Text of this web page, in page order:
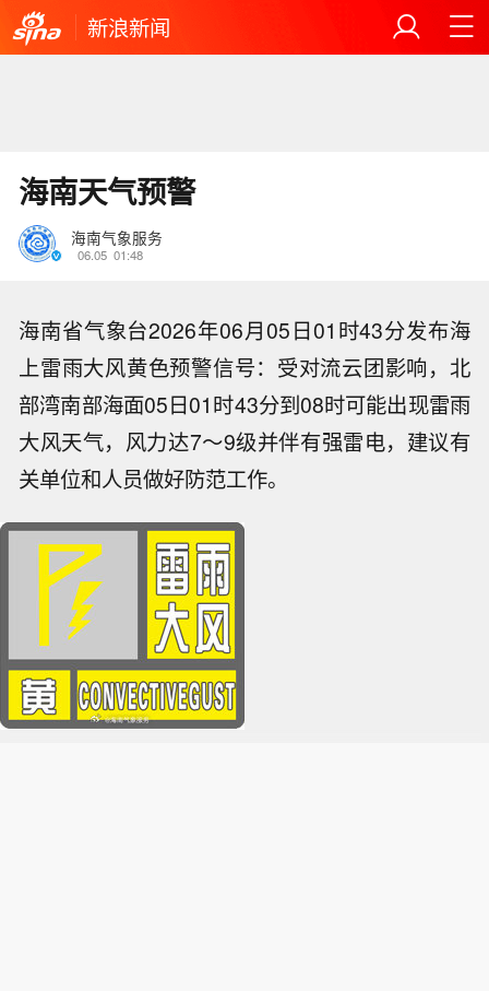
新浪新闻
海南天气预警
海南气象服务
06.05 01:48
海南省气象台2026年06月05日01时43分发布海
上雷雨大风黄色预警信号：受对流云团影响，北
部湾南部海面05日01时43分到08时可能出现雷雨
大风天气，风力达7～9级并伴有强雷电，建议有
关单位和人员做好防范工作。